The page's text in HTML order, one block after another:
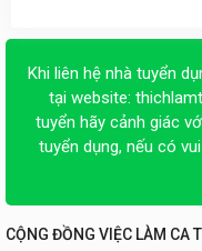
Khi liên hệ nhà tuyển
tại website:
tuyển hãy cảnh giác
tuyển dụng, nếu có
CỘNG ĐỒNG VIỆC LÀM CA